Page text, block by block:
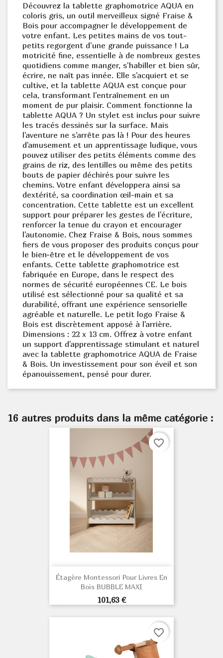
Découvrez la tablette graphomotrice AQUA en
coloris gris, un outil merveilleux signé Fraise &
Bois pour accompagner le développement de
votre enfant. Les petites mains de vos tout-
petits regorgent d'une grande puissance ! La
motricité fine, essentielle à de nombreux gestes
quotidiens comme manger, s'habiller et bien sûr,
écrire, ne naît pas innée. Elle s'acquiert et se
cultive, et la tablette AQUA est conçue pour
cela, transformant l'entraînement en un
moment de pur plaisir. Comment fonctionne la
tablette AQUA ? Un stylet est inclus pour suivre
les tracés dessinés sur la surface. Mais
l'aventure ne s'arrête pas là ! Pour des heures
d'amusement et un apprentissage ludique, vous
pouvez utiliser des petits éléments comme des
grains de riz, des lentilles ou même des petits
bouts de papier déchirés pour suivre les
chemins. Votre enfant développera ainsi sa
dextérité, sa coordination œil-main et sa
concentration. Cette tablette est un excellent
support pour préparer les gestes de l'écriture,
renforcer la tenue du crayon et encourager
l'autonomie. Chez Fraise & Bois, nous sommes
fiers de vous proposer des produits conçus pour
le bien-être et le développement de vos
enfants. Cette tablette graphomotrice est
fabriquée en Europe, dans le respect des
normes de sécurité européennes CE. Le bois
utilisé est sélectionné pour sa qualité et sa
durabilité, offrant une expérience sensorielle
agréable et naturelle. Le petit logo Fraise &
Bois est discrètement apposé à l'arrière.
Dimensions : 22 x 13 cm. Offrez à votre enfant
un support d'apprentissage stimulant et naturel
avec la tablette graphomotrice AQUA de Fraise
& Bois. Un investissement pour son éveil et son
épanouissement, pensé pour durer.
16 autres produits dans la même catégorie :
Étagère Montessori Pour Livres En
Bois BUBBLE MAXI
Prix
101,63 €
favorite_border
favorite_border